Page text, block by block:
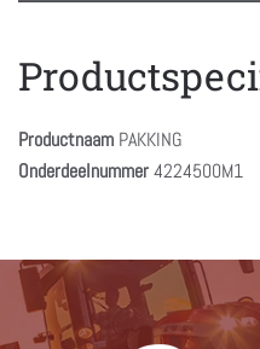
Productnaam PAKKING
Onderdeelnummer4224500M1